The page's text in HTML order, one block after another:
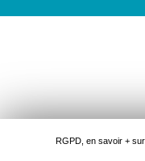
RGPD, en savoir +